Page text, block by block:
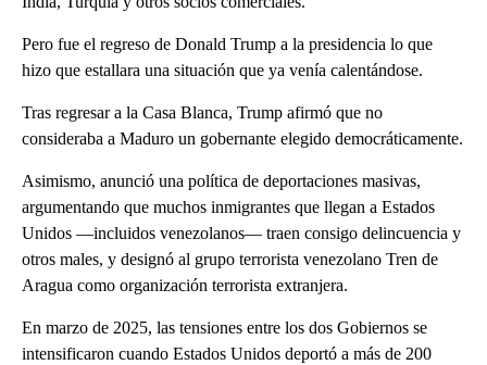
Pero fue el regreso de Donald Trump a la presidencia lo que
hizo que estallara una situación que ya venía calentándose.
Tras regresar a la Casa Blanca, Trump afirmó que no
consideraba a Maduro un gobernante elegido democráticamente.
Asimismo, anunció una política de deportaciones masivas,
argumentando que muchos inmigrantes que llegan a Estados
Unidos —incluidos venezolanos— traen consigo delincuencia y
otros males, y designó al grupo terrorista venezolano Tren de
Aragua como organización terrorista extranjera.
En marzo de 2025, las tensiones entre los dos Gobiernos se
intensificaron cuando Estados Unidos deportó a más de 200